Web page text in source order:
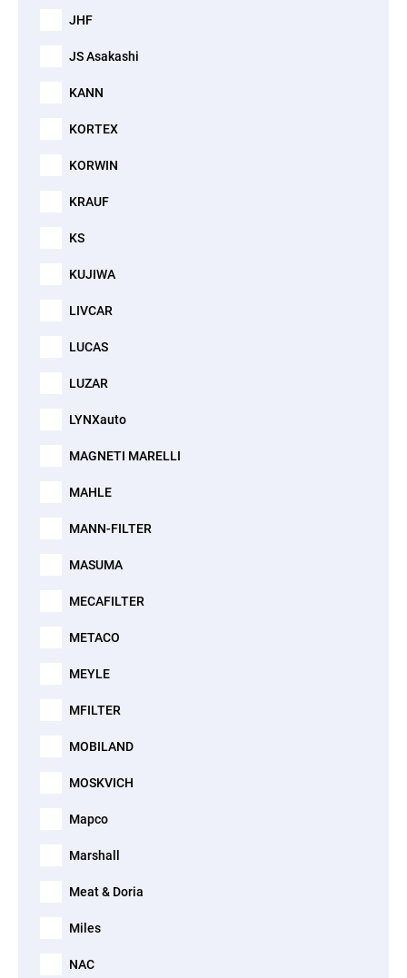
JHF
JS Asakashi
KANN
KORTEX
KORWIN
KRAUF
KS
KUJIWA
LIVCAR
LUCAS
LUZAR
LYNXauto
MAGNETI MARELLI
MAHLE
MANN-FILTER
MASUMA
MECAFILTER
METACO
MEYLE
MFILTER
MOBILAND
MOSKVICH
Mapco
Marshall
Meat & Doria
Miles
NAC